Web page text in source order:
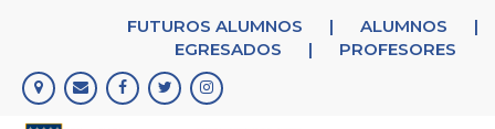
principal
FUTUROS ALUMNOS | ALUMNOS
|
EGRESADOS
| PROFESORES